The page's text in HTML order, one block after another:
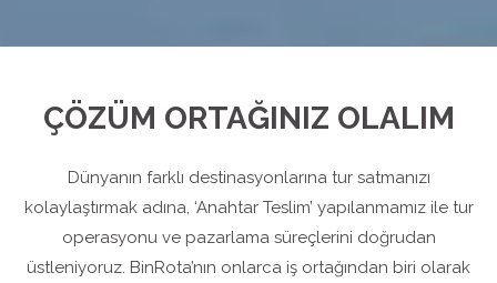
ÇÖZÜM ORTAĞINIZ OLALIM
Dünyanın farklı destinasyonlarına tur satmanızı
kolaylaştırmak adına, ‘Anahtar Teslim’ yapılanmamız ile tur
operasyonu ve pazarlama süreçlerini doğrudan
üstleniyoruz. BinRota’nın onlarca iş ortağından biri olarak